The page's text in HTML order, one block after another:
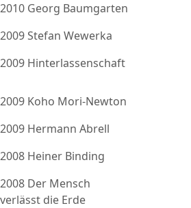
2010 Georg Baumgarten
2009 Stefan Wewerka
2009 Hinterlassenschaft
2009 Koho Mori-Newton
2009 Hermann Abrell
2008 Heiner Binding
2008 Der Mensch
verlässt die Erde